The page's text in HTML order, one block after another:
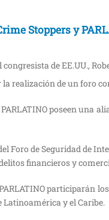
Stoppers y
de EE.UU.,
realización de un foro
poseen una
Foro de Seguridad de
financieros y
participarán
y el Caribe.